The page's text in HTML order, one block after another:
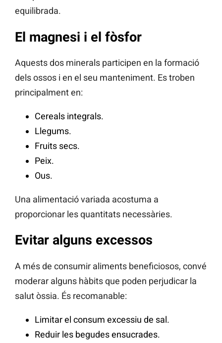
equilibrada.
El magnesi i el fòsfor
Aquests dos minerals participen en la formació
dels ossos i en el seu manteniment. Es troben
principalment en:
Cereals integrals.
Llegums.
Fruits secs.
Peix.
Ous.
Una alimentació variada acostuma a
proporcionar les quantitats necessàries.
Evitar alguns excessos
A més de consumir aliments beneficiosos, convé
moderar alguns hàbits que poden perjudicar la
salut òssia. És recomanable:
Limitar el consum excessiu de sal.
Reduir les begudes ensucrades.